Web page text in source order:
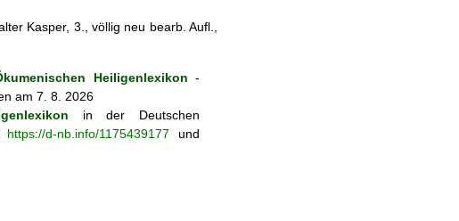
Kasper, 3., völlig neu bearb. Aufl.,
Heiligenlexikon -
am 7. 8. 2026
in der Deutschen
https://d-nb.info/1175439177 und